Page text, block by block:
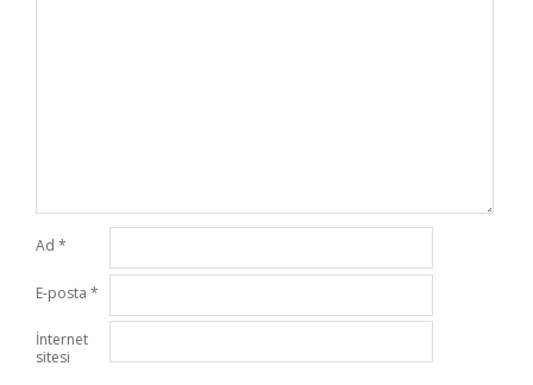
Ad *
E-posta *
İnternet
sitesi